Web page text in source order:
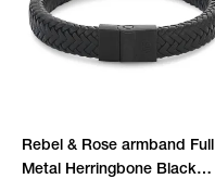
Rebel & Rose armband Full
Metal Herringbone Black